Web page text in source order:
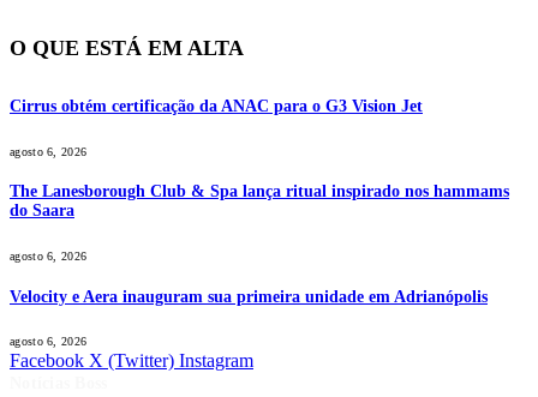
O QUE ESTÁ EM ALTA
Cirrus obtém certificação da ANAC para o G3 Vision Jet
agosto 6, 2026
The Lanesborough Club & Spa lança ritual inspirado nos hammams
do Saara
agosto 6, 2026
Velocity e Aera inauguram sua primeira unidade em Adrianópolis
agosto 6, 2026
Facebook X (Twitter) Instagram